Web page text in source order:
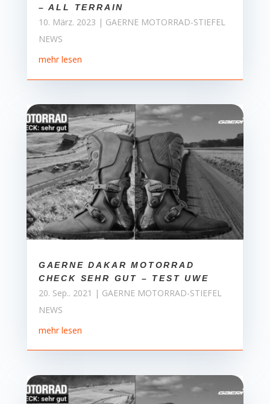
– ALL TERRAIN
10. März. 2023 | GAERNE MOTORRAD-STIEFEL
NEWS
mehr lesen
GAERNE DAKAR MOTORRAD
CHECK SEHR GUT – TEST UWE
20. Sep.. 2021 | GAERNE MOTORRAD-STIEFEL
NEWS
mehr lesen